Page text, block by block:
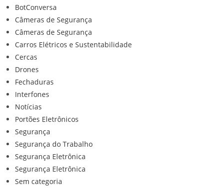
BotConversa
Câmeras de Segurança
Câmeras de Segurança
Carros Elétricos e Sustentabilidade
Cercas
Drones
Fechaduras
Interfones
Notícias
Portões Eletrônicos
Segurança
Segurança do Trabalho
Segurança Eletrônica
Segurança Eletrônica
Sem categoria